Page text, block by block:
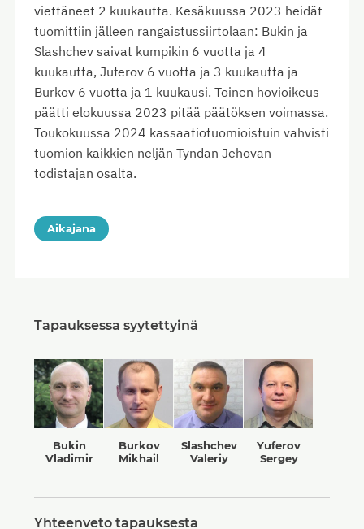
viettäneet 2 kuukautta. Kesäkuussa 2023 heidät
tuomittiin jälleen rangaistussiirtolaan: Bukin ja
Slashchev saivat kumpikin 6 vuotta ja 4
kuukautta, Juferov 6 vuotta ja 3 kuukautta ja
Burkov 6 vuotta ja 1 kuukausi. Toinen hovioikeus
päätti elokuussa 2023 pitää päätöksen voimassa.
Toukokuussa 2024 kassaatiotuomioistuin vahvisti
tuomion kaikkien neljän Tyndan Jehovan
todistajan osalta.
Aikajana
Tapauksessa syytettyinä
Bukin
Vladimir
Burkov
Mikhail
Slashchev
Valeriy
Yuferov
Sergey
Yhteenveto tapauksesta